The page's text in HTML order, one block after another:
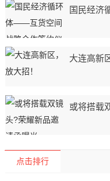
国民经济
大连高新
或将搭载
点击排行